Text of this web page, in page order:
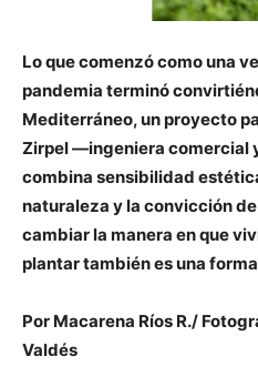
Lo que comenzó como una
pandemia terminó
Mediterráneo, un proyecto
Zirpel —ingeniera comercial
combina sensibilidad
naturaleza y la convicción
cambiar la manera en que
plantar también es una
Por Macarena Ríos R./
Valdés